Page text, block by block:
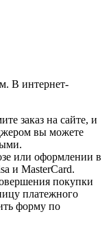
В интернет-
заказ на сайте, и
вы можете
или оформлении в
и MasterCard.
покупки
платежного
форму по